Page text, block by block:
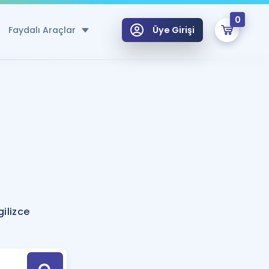
Faydalı Araçlar
Hesaplama Aracı
için Öneriler
Tek Takvimde
Üye Girişi
0